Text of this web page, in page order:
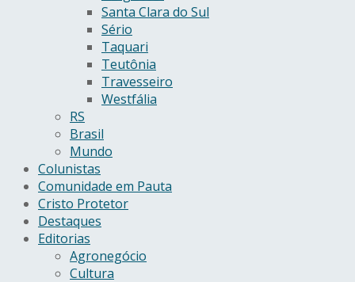
Santa Clara do Sul
Sério
Taquari
Teutônia
Travesseiro
Westfália
RS
Brasil
Mundo
Colunistas
Comunidade em Pauta
Cristo Protetor
Destaques
Editorias
Agronegócio
Cultura